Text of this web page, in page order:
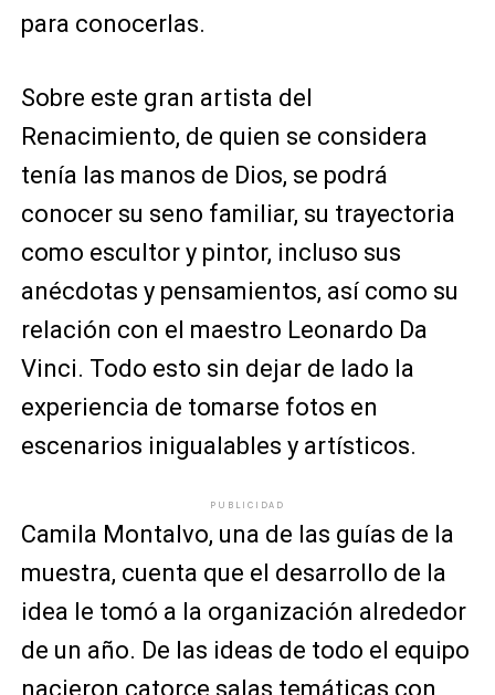
para conocerlas.
Sobre este gran artista del
Renacimiento, de quien se considera
tenía las manos de Dios, se podrá
conocer su seno familiar, su trayectoria
como escultor y pintor, incluso sus
anécdotas y pensamientos, así como su
relación con el maestro Leonardo Da
Vinci. Todo esto sin dejar de lado la
experiencia de tomarse fotos en
escenarios inigualables y artísticos.
PUBLICIDAD
Camila Montalvo, una de las guías de la
muestra, cuenta que el desarrollo de la
idea le tomó a la organización alrededor
de un año. De las ideas de todo el equipo
nacieron catorce salas temáticas con